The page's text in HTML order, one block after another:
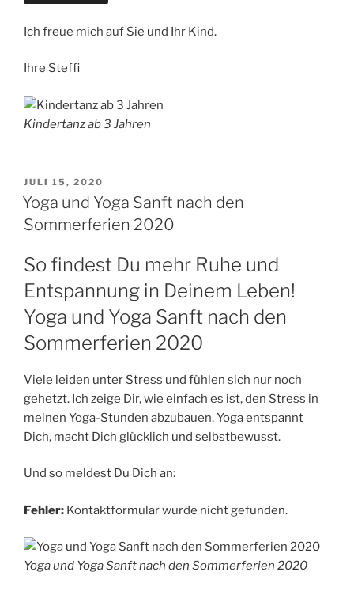
Ich freue mich auf Sie und Ihr Kind.
Ihre Steffi
Kindertanz ab 3 Jahren
VERÖFFENTLICHT
AM
JULI 15, 2020
Yoga und Yoga Sanft nach den
Sommerferien 2020
So findest Du mehr Ruhe und
Entspannung in Deinem Leben!
Yoga und Yoga Sanft nach den
Sommerferien 2020
Viele leiden unter Stress und fühlen sich nur noch
gehetzt. Ich zeige Dir, wie einfach es ist, den Stress in
meinen Yoga-Stunden abzubauen. Yoga entspannt
Dich, macht Dich glücklich und selbstbewusst.
Und so meldest Du Dich an:
Fehler: Kontaktformular wurde nicht gefunden.
Yoga und Yoga Sanft nach den Sommerferien 2020